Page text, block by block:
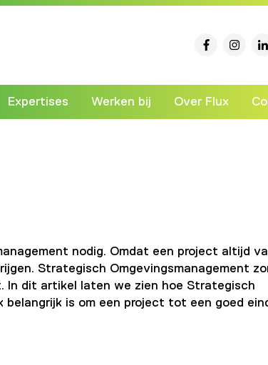
Expertises Werken bij Over Flux
nodig. Omdat een project altijd
Strategisch Omgevingsmanagement
In dit artikel laten we zien hoe Strategisch
belangrijk is om een project tot een goed